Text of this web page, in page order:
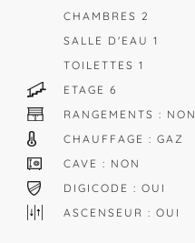
CHAMBRES 2
SALLE D'EAU 1
TOILETTES 1
ETAGE 6
RANGEMENTS : NON
CHAUFFAGE : GAZ
CAVE : NON
DIGICODE : OUI
ASCENSEUR : OUI